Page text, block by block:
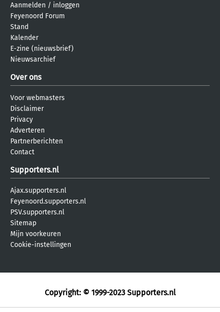
Aanmelden / inloggen
Feyenoord Forum
Stand
Kalender
E-zine (nieuwsbrief)
Nieuwsarchief
Over ons
Voor webmasters
Disclaimer
Privacy
Adverteren
Partnerberichten
Contact
Supporters.nl
Ajax.supporters.nl
Feyenoord.supporters.nl
PSV.supporters.nl
Sitemap
Mijn voorkeuren
Cookie-instellingen
Copyright: © 1999-2023 Supporters.nl